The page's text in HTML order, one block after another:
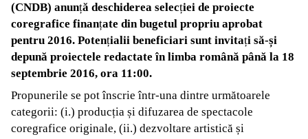
(CNDB) anunță deschiderea selecției de proiecte
coregrafice finanțate din bugetul propriu aprobat
pentru 2016. Potențialii beneficiari sunt invitați să-și
depună proiectele redactate în limba română până la 18
septembrie 2016, ora 11:00.
Propunerile se pot înscrie într-una dintre următoarele
categorii: (i.) producția și difuzarea de spectacole
coregrafice originale, (ii.) dezvoltare artistică și